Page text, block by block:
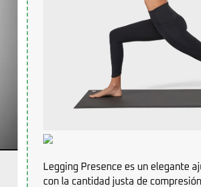
Legging Presence es un elegante
con la cantidad justa de